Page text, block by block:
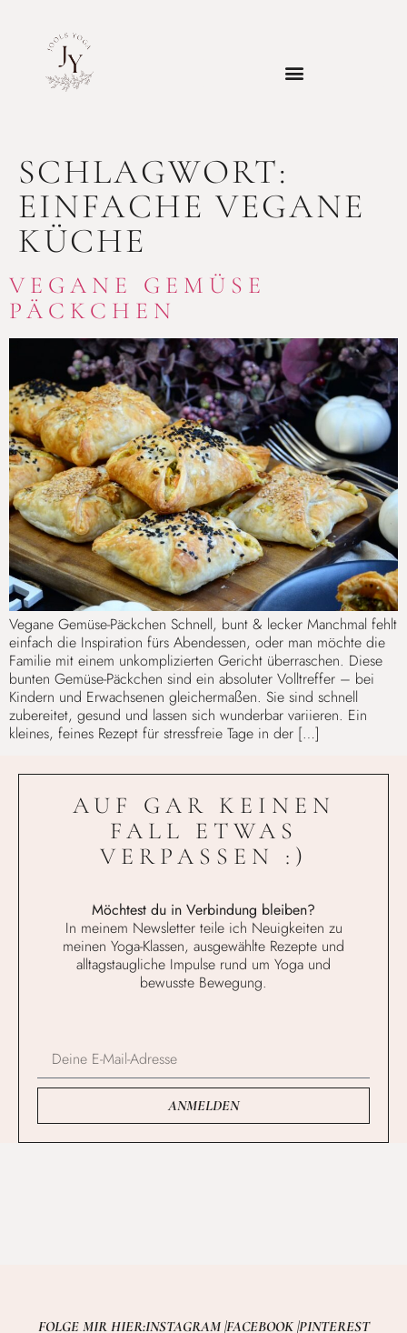
SCHLAGWORT:
EINFACHE VEGANE
KÜCHE
VEGANE GEMÜSE
PÄCKCHEN
Vegane Gemüse-Päckchen Schnell, bunt & lecker Manchmal fehlt
einfach die Inspiration fürs Abendessen, oder man möchte die
Familie mit einem unkomplizierten Gericht überraschen. Diese
bunten Gemüse-Päckchen sind ein absoluter Volltreffer – bei
Kindern und Erwachsenen gleichermaßen. Sie sind schnell
zubereitet, gesund und lassen sich wunderbar variieren. Ein
kleines, feines Rezept für stressfreie Tage in der […]
AUF GAR KEINEN
FALL ETWAS
VERPASSEN :)
Möchtest du in Verbindung bleiben?
In meinem Newsletter teile ich Neuigkeiten zu
meinen Yoga-Klassen, ausgewählte Rezepte und
alltagstaugliche Impulse rund um Yoga und
bewusste Bewegung.
ANMELDEN
FOLGE MIR HIER:INSTAGRAM |FACEBOOK |PINTEREST